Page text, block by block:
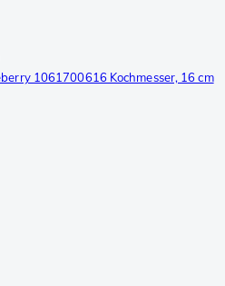
1061700616 Kochmesser, 16 cm